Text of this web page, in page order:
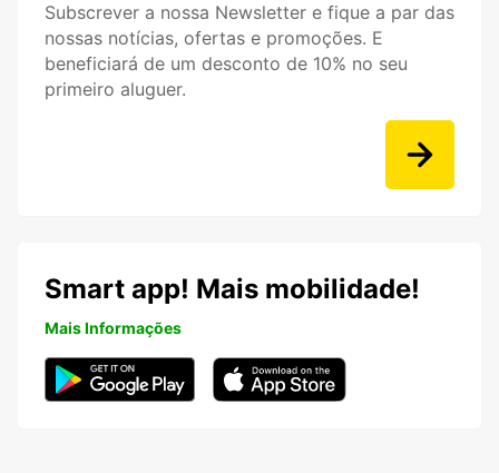
Subscrever a nossa Newsletter e fique a par das
nossas notícias, ofertas e promoções. E
beneficiará de um desconto de 10% no seu
primeiro aluguer.
Smart app! Mais mobilidade!
Mais Informações